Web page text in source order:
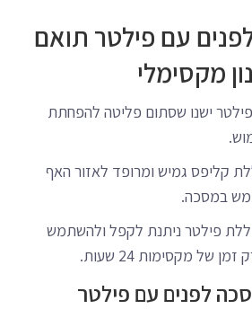
עם פילטר תואם
ישנו שסתום פליטה להפחתת
קליפס גמיש ומרופד לאזור האף
במסכה.
פילטר ניתנת לקפל ולהשתמש
של מקסימות 24 שעות.
לפנים עם פילטר